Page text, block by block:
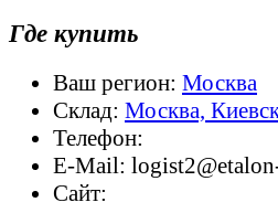
Где купить
Ваш регион: Москва
Склад: Москва,
Телефон:
E-Mail:
Сайт: